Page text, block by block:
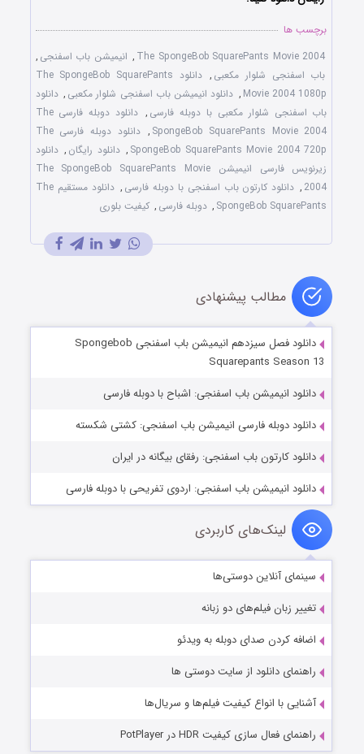
برچسب ها
The SpongeBob SquarePants Movie 2004
, انیمیشن باب اسفنجی ,
باب اسفنجی شلوار مکعبی ,
دانلود The SpongeBob SquarePants
Movie 2004 1080p
, دانلود انیمیشن باب اسفنجی شلوار مکعبی , دانلود
باب اسفنجی شلوار مکعبی با دوبله فارسی ,
دانلود دوبله فارسی The
SpongeBob SquarePants Movie 2004
,
دانلود دوبله فارسی The
SpongeBob SquarePants Movie 2004 720p
, دانلود رایگان , دانلود
زیرنویس فارسی انیمیشن The SpongeBob SquarePants Movie
2004
, دانلود کارتون باب اسفنجی با دوبله فارسی ,
دانلود مستقیم The
SpongeBob SquarePants
, دوبله فارسی , کیفیت بلوری
مطالب پیشنهادی
دانلود فصل سیزدهم انیمیشن باب اسفنجی Spongebob
Squarepants Season 13
دانلود انیمیشن باب اسفنجی: اشباح با دوبله فارسی
دانلود دوبله فارسی انیمیشن باب اسفنجی: کشتی شکسته
دانلود کارتون باب اسفنجی: رفقای بیگانه در ایران
دانلود انیمیشن باب اسفنجی: اردوی تفریحی با دوبله فارسی
لینک‌های کاربردی
سینمای آنلاین دوستی‌ها
تغییر زبان فیلم‌های دو زبانه
اضافه کردن صدای دوبله به ویدئو
راهنمای دانلود از سایت دوستی ها
آشنایی با انواع کیفیت فیلم‌ها و سریال‌ها
راهنمای فعال سازی کیفیت HDR در PotPlayer